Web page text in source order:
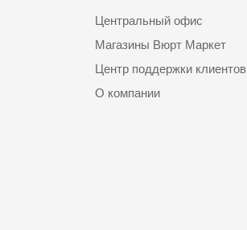
Центральный офис
Магазины Вюрт Маркет
Центр поддержки клиентов
О компании